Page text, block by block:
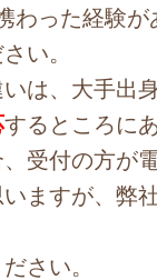
わった経験が
い。
は、大手出
するところに
受付の方が
ますが、弊
さい。